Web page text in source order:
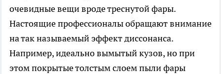
очевидные вещи вроде треснутой фары.
Настоящие профессионалы обращают внимание
на так называемый эффект диссонанса.
Например, идеально вымытый кузов, но при
этом покрытые толстым слоем пыли фары